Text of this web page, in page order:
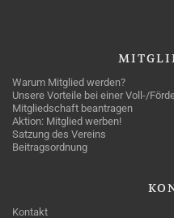
Warum Mitglied werden?
Unsere Vorteile bei einer Voll-/
Mitgliedschaft beantragen
Aktion: Mitglied werben!
Satzung des Vereins
Beitragsordnung
Kontakt